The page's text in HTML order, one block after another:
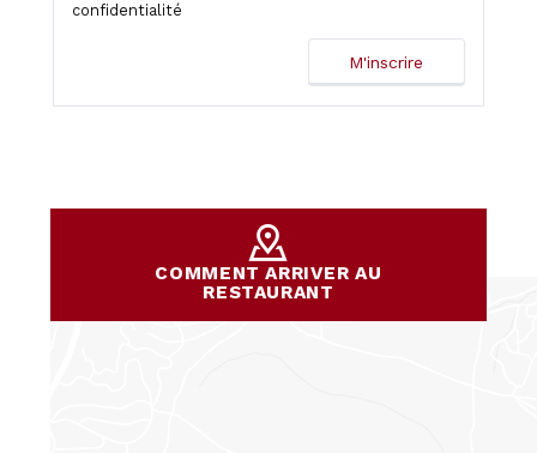
confidentialité
COMMENT ARRIVER AU
RESTAURANT